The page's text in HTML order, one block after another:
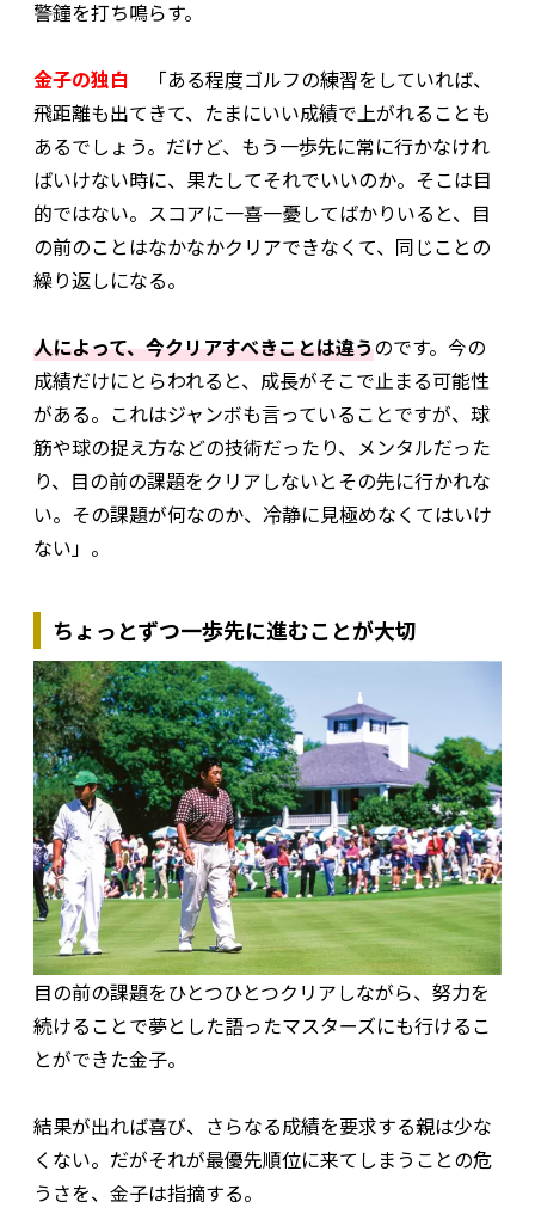
警鐘を打ち鳴らす。
金子の独白 「ある程度ゴルフの練習をしていれば、
飛距離も出てきて、たまにいい成績で上がれることも
あるでしょう。だけど、もう一歩先に常に行かなけれ
ばいけない時に、果たしてそれでいいのか。そこは目
的ではない。スコアに一喜一憂してばかりいると、目
の前のことはなかなかクリアできなくて、同じことの
繰り返しになる。
人によって、今クリアすべきことは違うのです。今の
成績だけにとらわれると、成長がそこで止まる可能性
がある。これはジャンボも言っていることですが、球
筋や球の捉え方などの技術だったり、メンタルだった
り、目の前の課題をクリアしないとその先に行かれな
い。その課題が何なのか、冷静に見極めなくてはいけ
ない」。
ちょっとずつ一歩先に進むことが大切
目の前の課題をひとつひとつクリアしながら、努力を
続けることで夢とした語ったマスターズにも行けるこ
とができた金子。
結果が出れば喜び、さらなる成績を要求する親は少な
くない。だがそれが最優先順位に来てしまうことの危
うさを、金子は指摘する。